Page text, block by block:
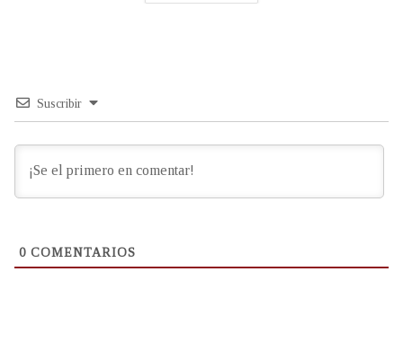
Suscribir
0 COMENTARIOS